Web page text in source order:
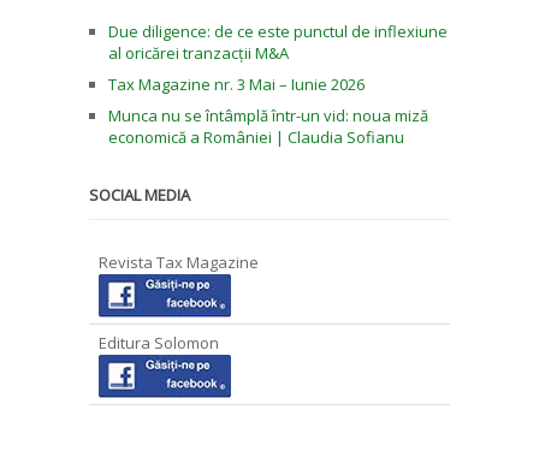
Due diligence: de ce este punctul de inflexiune
al oricărei tranzacții M&A
Tax Magazine nr. 3 Mai – Iunie 2026
Munca nu se întâmplă într-un vid: noua miză
economică a României | Claudia Sofianu
SOCIAL MEDIA
Revista Tax Magazine
Editura Solomon